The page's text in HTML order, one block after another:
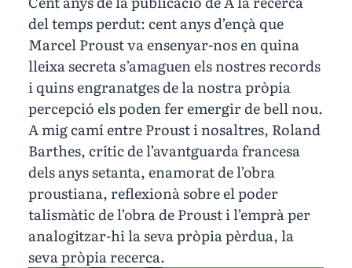
del temps perdut: cent anys d’ençà que
Marcel Proust va ensenyar-nos en quina
lleixa secreta s’amaguen els nostres records
i quins engranatges de la nostra pròpia
percepció els poden fer emergir de bell nou.
A mig camí entre Proust i nosaltres, Roland
Barthes, crític de l’avantguarda francesa
dels anys setanta, enamorat de l’obra
proustiana, reflexionà sobre el poder
talismàtic de l’obra de Proust i l’emprà per
analogitzar-hi la seva pròpia pèrdua, la
seva pròpia recerca.